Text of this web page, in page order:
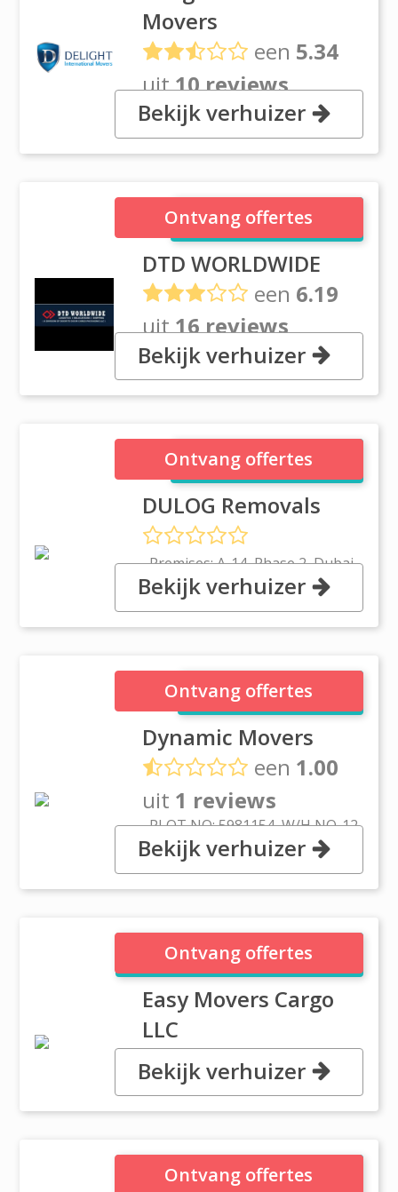
Movers
een 5.34
uit10 reviews
, Al Matloob building, Block-D
115, Dubai
Bekijk verhuizer
DTD WORLDWIDE
DTD WORLDWIDE
een 6.19
uit16 reviews
Sheikh Zayed Road between 3rd
& 4th Interchange, Dubai
Ontvang offertes
Bekijk verhuizer
DULOG Removals
DULOG Removals
, Premises: A-14, Phase 2, Dubai
Industrial City, Near Al Maktoum
Int'l Airport,, Dubai
Ontvang offertes
Bekijk verhuizer
Dynamic Movers
Dynamic Movers
een 1.00
uit 1 reviews
, PLOT NO: 5981154, W/H NO-12,
DUBAI INVESTMENT
PARK,PHASE-1, Dubai
Ontvang offertes
Bekijk verhuizer
Easy Movers Cargo LLC
Easy Movers Cargo
LLC
, Frij Murara Diera, Dubai
Ontvang offertes
Bekijk verhuizer
Eazy Moving & Storage
Ontvang offertes